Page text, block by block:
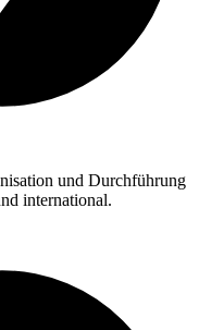
und Durchführung
international.